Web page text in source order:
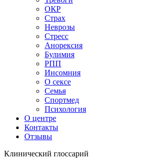
ОКР
Страх
Неврозы
Стресс
Анорексия
Булимия
РПП
Инсомния
О сексе
Семья
Спортмед
Психология
О центре
Контакты
Отзывы
Клинический глоссарий